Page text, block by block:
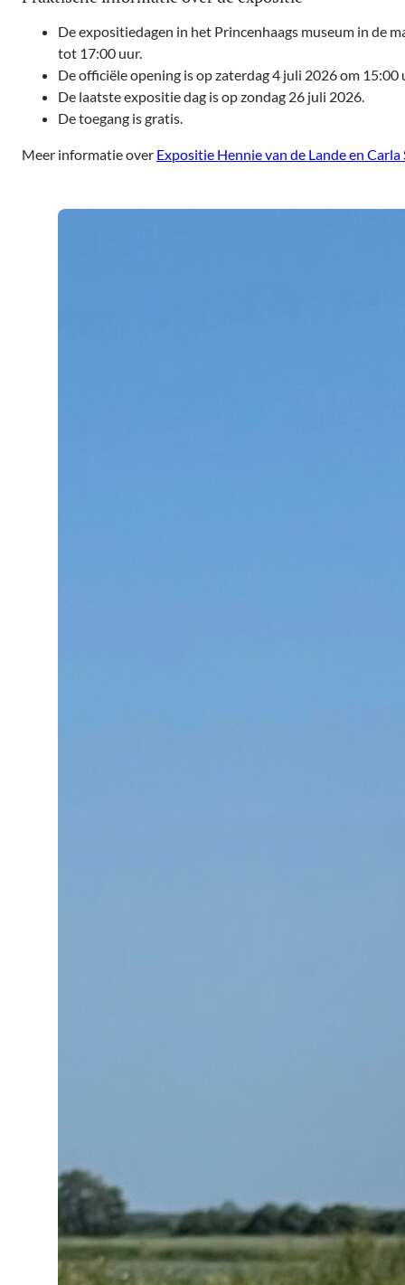
De expositiedagen in het Princenhaags museum in de
tot 17:00 uur.
De officiële opening is op zaterdag 4 juli 2026 om 15:00
De laatste expositie dag is op zondag 26 juli 2026.
De toegang is gratis.
Meer informatie over Expositie Hennie van de Lande en Carla